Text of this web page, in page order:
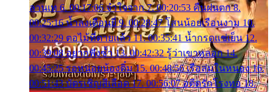
ลานเท 6. 00:17:06 จำใจจาก 7. 00:20:53 คืนฝนตก 8.
00:25:16 น้ำลงเดือนยี่ 9. 00:28:47 โสนน้อยเรือนงาม 10.
00:32:29 ตอไม้ที่ตายแล้ว 11. 00:35:41 น้ำกรดแช่เย็น 12.
00:39:08 อยากฟังซ้ำ 13. 00:42:32 รู้ว่าเขาหลอก 14.
00:45:25 รอหน่อยน้องติ๋ม 15. 00:48:56 เรือล่มในหนอง 16.
00:51:43 บัตรเชิญสีเลือด 17. 00:56:07 อดีตรักโรงทอ 18.